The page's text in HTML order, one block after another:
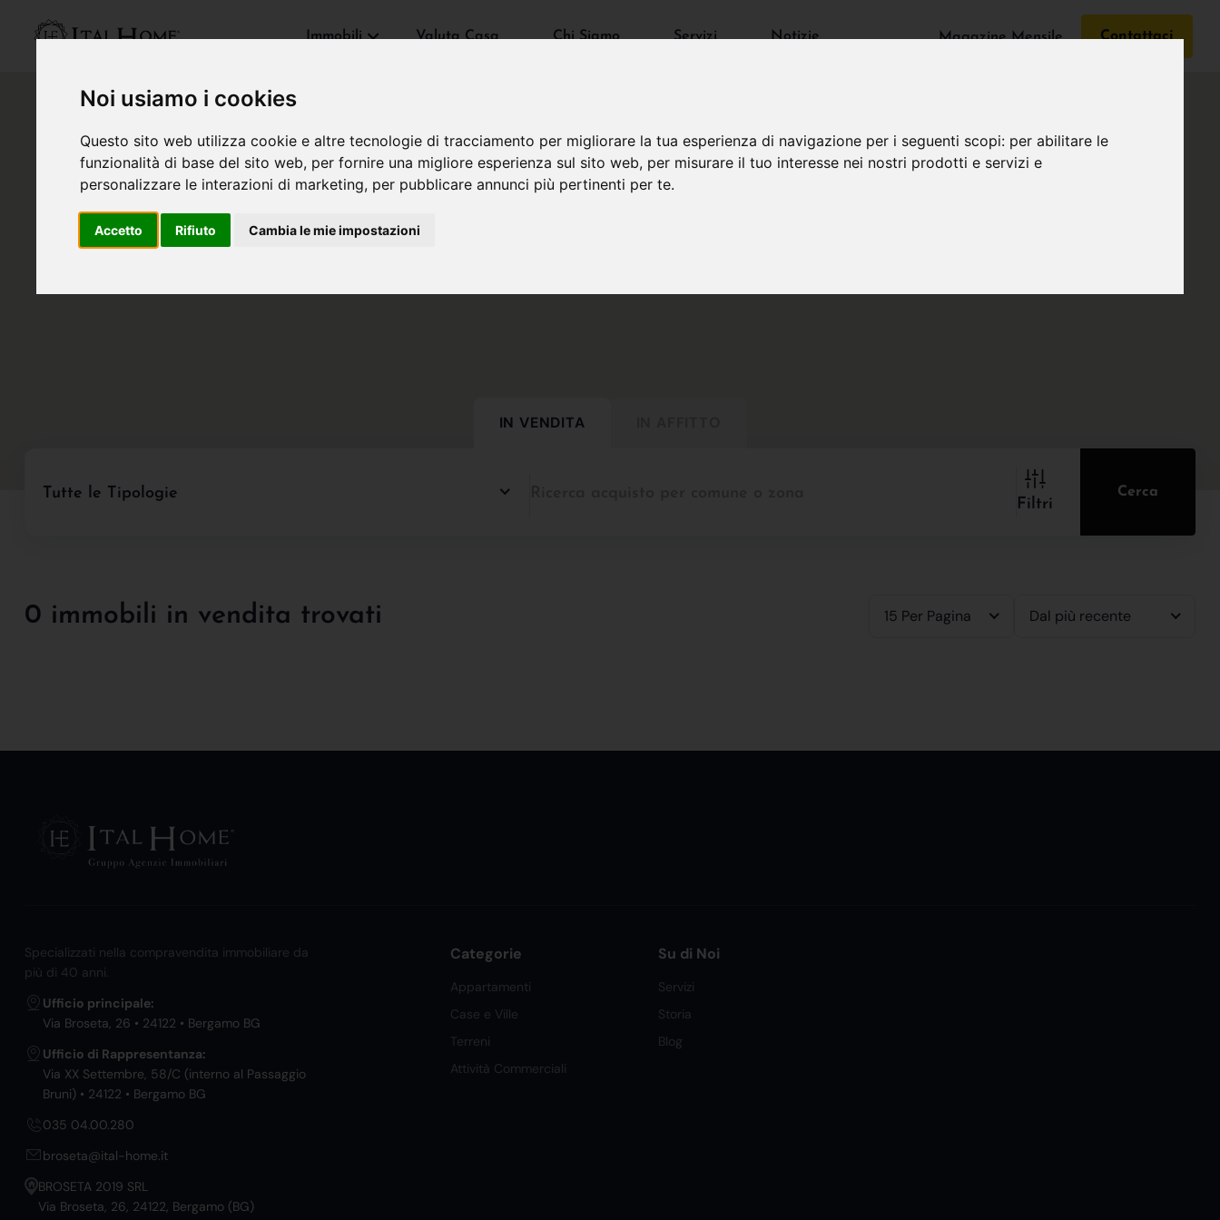
Noi usiamo i cookies
Questo sito web utilizza cookie e altre tecnologie di tracciamento per migliorare la tua esperienza di navigazione per i seguenti scopi: per abilitare le
funzionalità di base del sito web, per fornire una migliore esperienza sul sito web, per misurare il tuo interesse nei nostri prodotti e servizi e
personalizzare le interazioni di marketing, per pubblicare annunci più pertinenti per te.
Accetto Rifiuto Cambia le mie impostazioni
Immobili Valuta Casa Chi Siamo Servizi Notizie Magazine Mensile Contattaci
IN VENDITA
Tutte le Tipologie
Filtri
Cerca
0 immobili in vendita trovati 15 Per Pagina Dal più recente
Specializzati nella compravendita immobiliare da
più di 40 anni.
Ufficio principale:
Via Broseta, 26 • 24122 • Bergamo BG
Ufficio di Rappresentanza:
Via XX Settembre, 58/C (interno al Passaggio
Bruni) • 24122 • Bergamo BG
035 04.00.280
broseta@ital-home.it
BROSETA 2019 SRL
Via Broseta, 26, 24122, Bergamo (BG)
Categorie
Appartamenti
Case e Ville
Terreni
Attività Commerciali
Su di Noi
Servizi
Storia
Blog